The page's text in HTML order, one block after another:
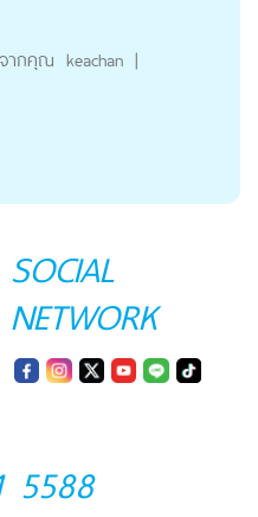
จากคุณ keachan |
SOCIAL
NETWORK
5588